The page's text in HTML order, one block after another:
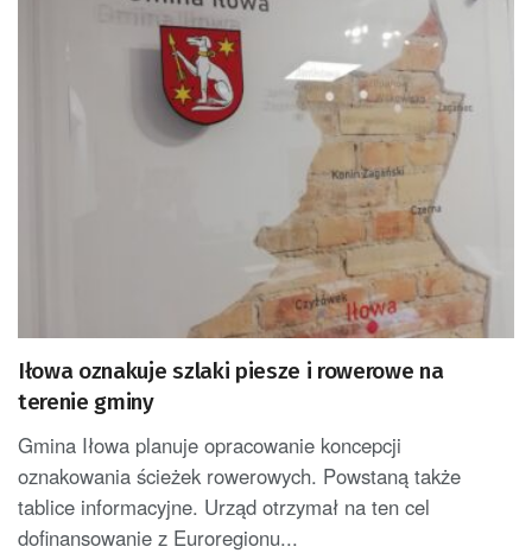
Iłowa oznakuje szlaki piesze i rowerowe na
terenie gminy
Gmina Iłowa planuje opracowanie koncepcji
oznakowania ścieżek rowerowych. Powstaną także
tablice informacyjne. Urząd otrzymał na ten cel
dofinansowanie z Euroregionu...